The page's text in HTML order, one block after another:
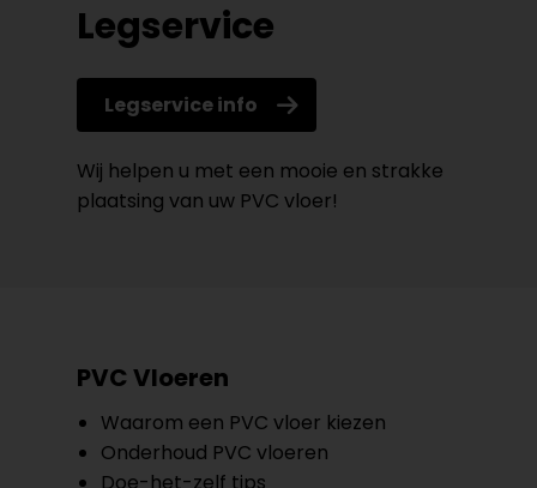
Legservice
Legservice info
Wij helpen u met een mooie en strakke
plaatsing van uw PVC vloer!
PVC Vloeren
Waarom een PVC vloer kiezen
Onderhoud PVC vloeren